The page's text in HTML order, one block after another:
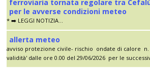
ferroviaria tornata regolare tra
per le avverse condizioni meteo
* ➡️ LEGGI NOTIZIA...
allerta meteo
avviso protezione civile- rischio ondate di calore n.
validità' dalle ore 0.00 del 29/06/2026 per le